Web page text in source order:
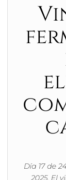
Día 17 de
2025. El